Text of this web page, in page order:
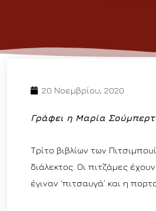
20 Νοεμβρίου, 2020
Γράφει η Μαρία Σούμπερτ
Τρίτο βιβλίων των
διάλεκτος. Οι πιτζάμες έχουν
έγιναν ‘πιτσαυγά’ και η